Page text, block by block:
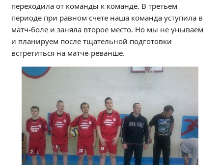
Информация
Независимая оценка качества
Профориентация
Обращения онлайн
Региональный центр по профилактике ДДТТ
Учебно-производственный комплекс
Центр карьеры
Противодействие коррупции
Всероссийское чемпионатное движение
Региональная инновационная площадка
переходила от команды к команде. В третьем
периоде при равном счете наша команда уступила в
матч-боле и заняла второе место. Но мы не унываем
и планируем после тщательной подготовки
встретиться на матче-реванше.